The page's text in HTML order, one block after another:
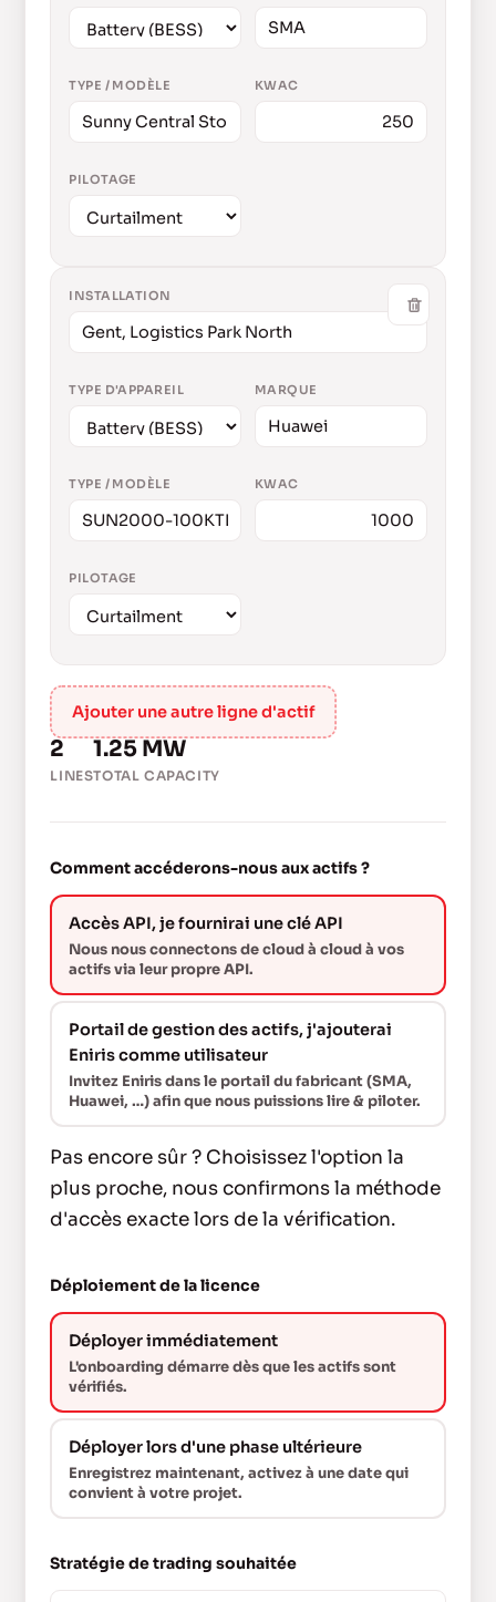
TYPE / MODÈLE KWAC
PILOTAGE
INSTALLATION
TYPE D'APPAREIL MARQUE
TYPE / MODÈLE KWAC
PILOTAGE
Ajouter une autre ligne d'actif
2
LINES
1.25 MW
TOTAL CAPACITY
Comment accéderons-nous aux actifs ?
Accès API, je fournirai une clé API
Nous nous connectons de cloud à cloud à vos
actifs via leur propre API.
Portail de gestion des actifs, j'ajouterai
Eniris comme utilisateur
Invitez Eniris dans le portail du fabricant (SMA,
Huawei, …) afin que nous puissions lire & piloter.
Pas encore sûr ? Choisissez l'option la
plus proche, nous confirmons la méthode
d'accès exacte lors de la vérification.
Déploiement de la licence
Déployer immédiatement
L'onboarding démarre dès que les actifs sont
vérifiés.
Déployer lors d'une phase ultérieure
Enregistrez maintenant, activez à une date qui
convient à votre projet.
Stratégie de trading souhaitée